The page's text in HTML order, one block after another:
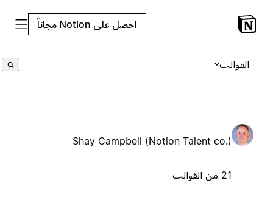
احصل على Notion مجاناً
القوالب
Shay Campbell (Notion Talent co.)